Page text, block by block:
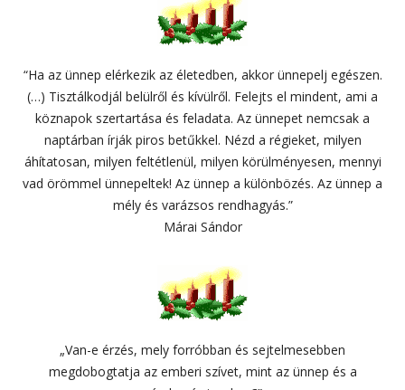
“Ha az ünnep elérkezik az életedben, akkor ünnepelj egészen.
(…) Tisztálkodjál belülről és kívülről. Felejts el mindent, ami a
köznapok szertartása és feladata. Az ünnepet nemcsak a
naptárban írják piros betűkkel. Nézd a régieket, milyen
áhítatosan, milyen feltétlenül, milyen körülményesen, mennyi
vad örömmel ünnepeltek! Az ünnep a különbözés. Az ünnep a
mély és varázsos rendhagyás.”
Márai Sándor
„Van-e érzés, mely forróbban és sejtelmesebben
megdobogtatja az emberi szívet, mint az ünnep és a